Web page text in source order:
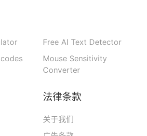
Free AI Text Detector
Mouse Sensitivity
Converter
法律条款
关于我们